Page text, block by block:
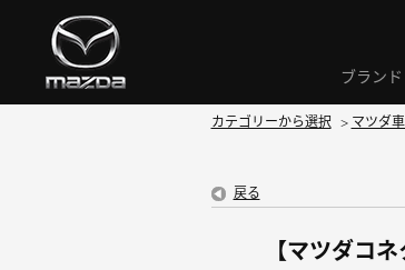
ブランド
カテゴリーから選択 > マツダ
戻る
【マツダコ